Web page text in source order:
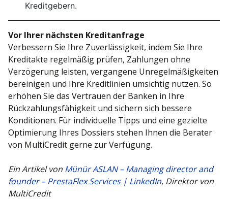
Kreditgebern.
Vor Ihrer nächsten Kreditanfrage
Verbessern Sie Ihre Zuverlässigkeit, indem Sie Ihre
Kreditakte regelmäßig prüfen, Zahlungen ohne
Verzögerung leisten, vergangene Unregelmäßigkeiten
bereinigen und Ihre Kreditlinien umsichtig nutzen. So
erhöhen Sie das Vertrauen der Banken in Ihre
Rückzahlungsfähigkeit und sichern sich bessere
Konditionen. Für individuelle Tipps und eine gezielte
Optimierung Ihres Dossiers stehen Ihnen die Berater
von MultiCredit gerne zur Verfügung.
Ein Artikel von Münür ASLAN – Managing director and
founder – PrestaFlex Services | LinkedIn, Direktor von
MultiCredit